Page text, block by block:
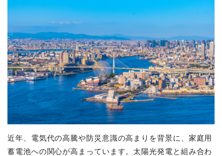
パナソニック
ネクストエナジー
京セラ
マキシオン
■その他
カーポート
自家消費型
POWER DEPO R
ファーウェイ
アイビス8
長州 SPVプラス
オムロン マルチ
パナソニック創蓄
ハンファ ENERICH
住友電工 V2H
トライブリッド
エネプラット
長州 SPVエボ
アイビス V
■給電・充電器
パワームーバー
ELSEEV
Q-tecno
エコキュート
近年、電気代の高騰や防災意識の高まりを背景に、家庭用
蓄電池への関心が高まっています。太陽光発電と組み合わ